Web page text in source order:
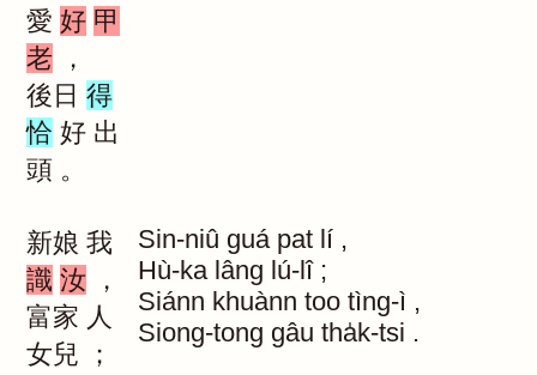
愛 好 甲
老
，
後日 得
恰 好 出
頭 。
新娘 我
識 汝
，
富家 人
女兒
；
Sin-niû guá pat lí ,
Hù-ka lâng lú-lî ;
Siánn khuànn too tìng-ì ,
Siong-tong gâu tha̍k-tsi .